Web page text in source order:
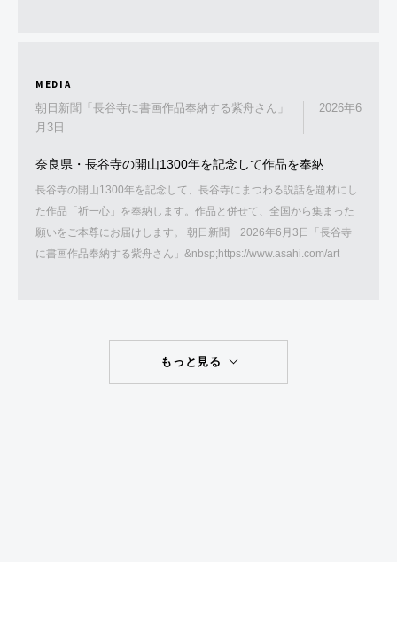
MEDIA
朝日新聞「長谷寺に書画作品奉納する紫舟さん」
2026年6
月3日
奈良県・長谷寺の開山1300年を記念して作品を奉納
長谷寺の開山1300年を記念して、長谷寺にまつわる説話を題材にし
た作品「祈一心」を奉納します。作品と併せて、全国から集まった
願いをご本尊にお届けします。 朝日新聞 2026年6月3日「長谷寺
に書画作品奉納する紫舟さん」&nbsp;https://www.asahi.com/art
もっと見る